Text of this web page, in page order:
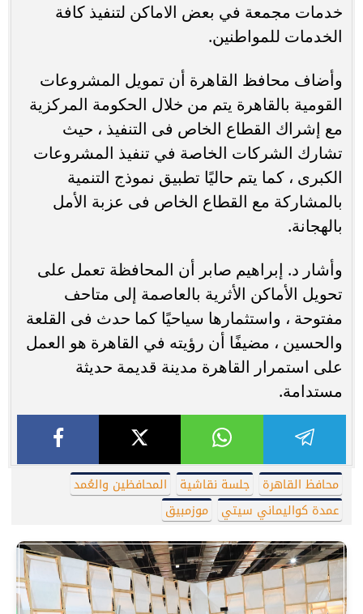
خدمات مجمعة في بعض الاماكن لتنفيذ كافة
الخدمات للمواطنين.
وأضاف محافظ القاهرة أن تمويل المشروعات
القومية بالقاهرة يتم من خلال الحكومة المركزية
مع إشراك القطاع الخاص فى التنفيذ ، حيث
تشارك الشركات الخاصة في تنفيذ المشروعات
الكبرى ، كما يتم حاليًا تطبيق نموذج التنمية
بالمشاركة مع القطاع الخاص فى عزبة الأمل
بالهجانة.
وأشار د. إبراهيم صابر أن المحافظة تعمل على
تحويل الأماكن الأثرية بالعاصمة إلى متاحف
مفتوحة ، واستثمارها سياحيًا كما حدث فى القلعة
والحسين ، مضيفًا أن رؤيته في القاهرة هو العمل
على استمرار القاهرة مدينة قديمة حديثة
مستدامة.
محافظ القاهرة جلسة نقاشية
المحافظين والعُمد
عمدة كواليماني سيتي
موزمبيق